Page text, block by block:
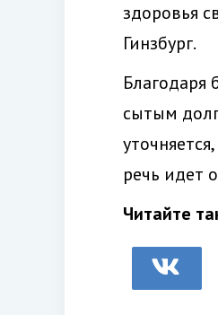
здоровья
Гинзбург.
Благодаря
сытым
речь идет
Читайте